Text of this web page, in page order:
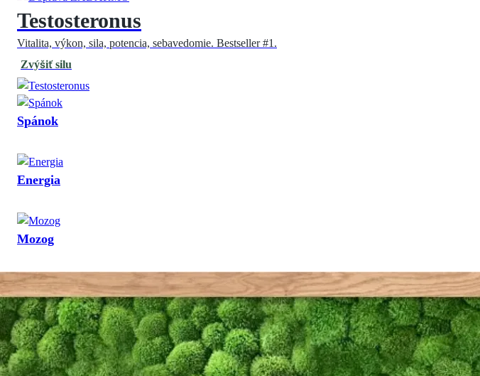
Testosteronus
Vitalita, výkon, sila, potencia, sebavedomie. Bestseller #1.
Zvýšiť silu
Spánok
Energia
Mozog